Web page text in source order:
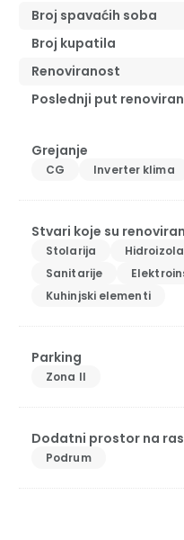
Broj spavaćih soba
Broj kupatila
Renoviranost
Poslednji put renoviran
Grejanje
CG Inverter klima
Stvari koje su
Stolarija
Sanitarije
Kuhinjski elementi
Parking
Zona II
Dodatni prostor na
Podrum